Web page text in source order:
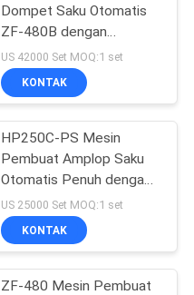
Dompet Saku Otomatis
ZF-480B dengan
Patching Windows
US 42000 Set MOQ:1 set
KONTAK
HP250C-PS Mesin
Pembuat Amplop Saku
Otomatis Penuh dengan
Peel Seal
US 25000 Set MOQ:1 set
KONTAK
ZF-480 Mesin Pembuat